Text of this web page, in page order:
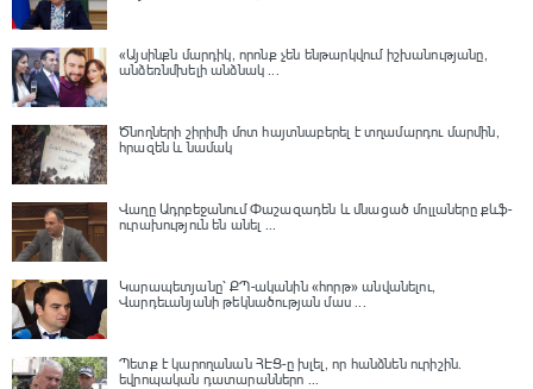
«Այսինքն մարդիկ, որոնք չեն ենթարկվում իշխանությանը,
անձեռնմխելի անձնակ ...
Ծնողների շիրիմի մոտ հայտնաբերել է տղամարդու մարմին,
հրազեն և նամակ
Վաղը Ադրբեջանում Փաշազադեն և մնացած մոլլաները քևֆ-
ուրախություն են անել ...
Կարապետյանը՝ ՔՊ-ականին «հորթ» անվանելու,
Վարդեւանյանի թեկնածության մաս ...
Պետք է կարողանան ՀԷՑ-ը խլել, որ հանձնեն ուրիշին.
եվրոպական դատարաններո ...